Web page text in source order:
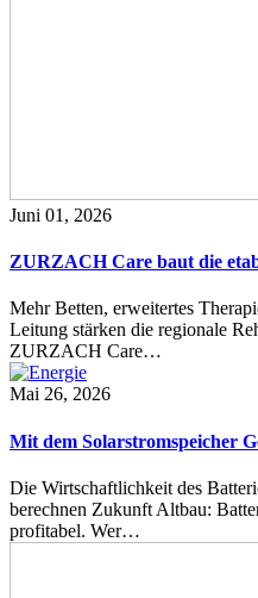
Juni 01, 2026
ZURZACH Care baut die
Mehr Betten, erweitertes
Leitung stärken die regionale
ZURZACH Care…
Mai 26, 2026
Mit dem Solarstromspeicher
Die Wirtschaftlichkeit des
berechnen Zukunft Altbau:
profitabel. Wer…